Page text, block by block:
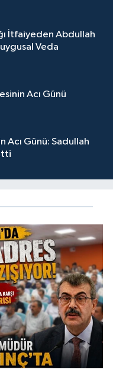
İtfaiyeden Abdullah
Veda
Acı Günü
Acı Günü: Sadullah